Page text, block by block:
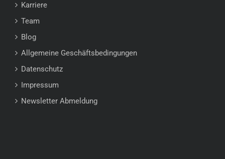
Karriere
Team
Blog
Allgemeine Geschäftsbedingungen
Datenschutz
Impressum
Newsletter Abmeldung